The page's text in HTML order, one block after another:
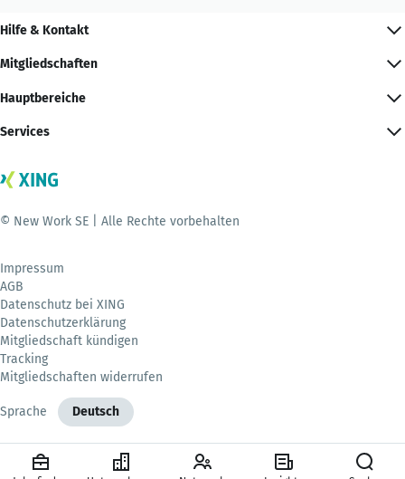
Hilfe & Kontakt
Mitgliedschaften
Hauptbereiche
Services
© New Work SE | Alle Rechte vorbehalten
Impressum
AGB
Datenschutz bei XING
Datenschutzerklärung
Mitgliedschaft kündigen
Tracking
Mitgliedschaften widerrufen
Sprache Deutsch